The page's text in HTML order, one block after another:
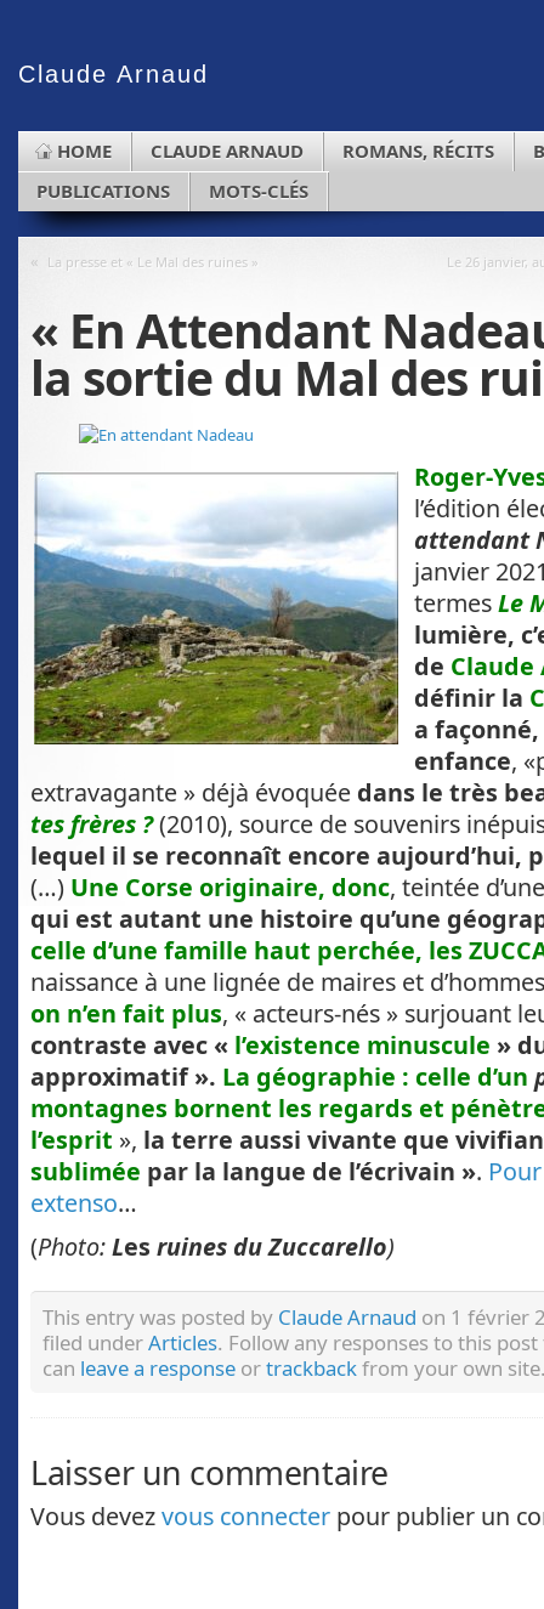
Claude Arnaud
HOME CLAUDE ARNAUD ROMANS, RÉCITS
PUBLICATIONS
MOTS-CLÉS
« La presse et « Le Mal des ruines » Le 26 janvier,
« En Attendant
la sortie du Mal des
Roger-
l’édition
attendant
janvier
termesLe
lumière,
de Claude
définir la
a
enfance,
extravagante » déjà évoquée dans le très
tes frères ?(2010), source de souvenirs
lequel il se reconnaît encore aujourd’hui,
(…) Une Corse originaire, donc, teintée
qui est autant une histoire qu’une
celle d’une famille haut perchée, les
naissance à une lignée de maires et
on n’en fait plus, « acteurs-nés » surjouant
contraste avec « l’existence minuscule »
approximatif ». La géographie : celle d’un
montagnes bornent les regards et
l’esprit », la terre aussi vivante que
sublimée par la langue de l’écrivain ».
extenso…
(Photo:Les ruines du Zuccarello)
This entry was posted by Claude Arnaud on 1 février
filed underArticles. Follow any responses to this
can leave a response ortrackbackfrom your own
Laisser un commentaire
Vous devezvous connecter pour publier un